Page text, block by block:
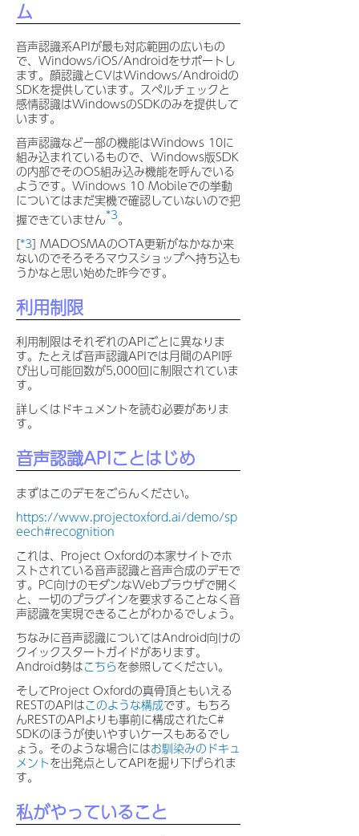
ム
音声認識系APIが最も対応範囲の広いもの
で、Windows/iOS/Androidをサポートし
ます。顔認識とCVはWindows/Androidの
SDKを提供しています。スペルチェックと
感情認識はWindowsのSDKのみを提供して
います。
音声認識など一部の機能はWindows 10に
組み込まれているもので、Windows版SDK
の内部でそのOS組み込み機能を呼んでいる
ようです。Windows 10 Mobileでの挙動
についてはまだ実機で確認していないので把
握できていません*3。
[*3] MADOSMAのOTA更新がなかなか来
ないのでそろそろマウスショップへ持ち込も
うかなと思い始めた昨今です。
利用制限
利用制限はそれぞれのAPIごとに異なりま
す。たとえば音声認識APIでは月間のAPI呼
び出し可能回数が5,000回に制限されていま
す。
詳しくはドキュメントを読む必要がありま
す。
音声認識APIことはじめ
まずはこのデモをごらんください。
https://www.projectoxford.ai/demo/sp
eech#recognition
これは、Project Oxfordの本家サイトでホ
ストされている音声認識と音声合成のデモで
す。PC向けのモダンなWebブラウザで開く
と、一切のプラグインを要求することなく音
声認識を実現できることがわかるでしょう。
ちなみに音声認識についてはAndroid向けの
クイックスタートガイドがあります。
Android勢はこちらを参照してください。
そしてProject Oxfordの真骨頂ともいえる
RESTのAPIはこのような構成です。もちろ
んRESTのAPIよりも事前に構成されたC#
SDKのほうが使いやすいケースもあるでし
ょう。そのような場合にはお馴染みのドキュ
メントを出発点としてAPIを掘り下げられま
す。
私がやっていること